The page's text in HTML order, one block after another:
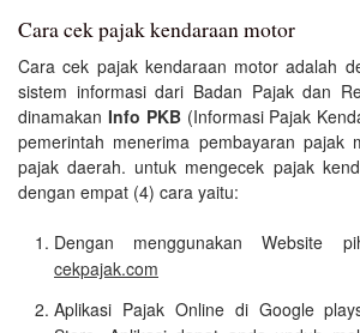
Cara cek pajak kendaraan motor
Cara cek pajak kendaraan motor adalah
sistem informasi dari Badan Pajak dan
dinamakan Info PKB(Informasi Pajak
pemerintah menerima pembayaran pajak
pajak daerah. untuk mengecek pajak
dengan empat (4) cara yaitu:
Dengan menggunakan Website
cekpajak.com
Aplikasi Pajak Online di Google